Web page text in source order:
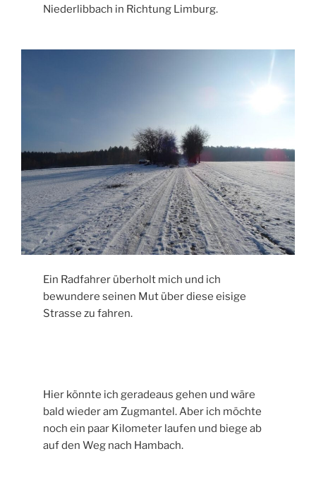
Niederlibbach in Richtung Limburg.
Ein Radfahrer überholt mich und ich
bewundere seinen Mut über diese eisige
Strasse zu fahren.
Hier könnte ich geradeaus gehen und wäre
bald wieder am Zugmantel. Aber ich möchte
noch ein paar Kilometer laufen und biege ab
auf den Weg nach Hambach.